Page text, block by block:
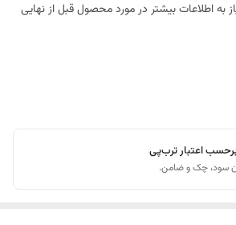
اطلاعات بیشتر در مورد محصول قبل از نهایی
اعتبار ترب‌پی